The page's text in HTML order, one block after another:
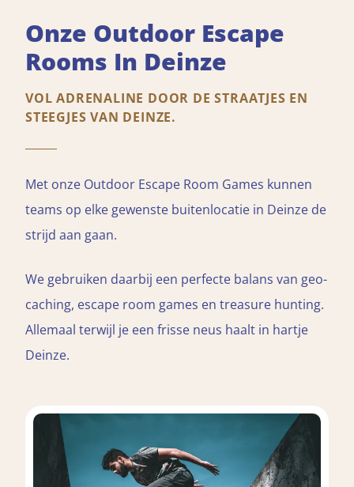
Onze Outdoor Escape
Rooms In Deinze
VOL ADRENALINE DOOR DE STRAATJES EN
STEEGJES VAN DEINZE.
Met onze Outdoor Escape Room Games kunnen
teams op elke gewenste buitenlocatie in Deinze de
strijd aan gaan.
We gebruiken daarbij een perfecte balans van geo-
caching, escape room games en treasure hunting.
Allemaal terwijl je een frisse neus haalt in hartje
Deinze.